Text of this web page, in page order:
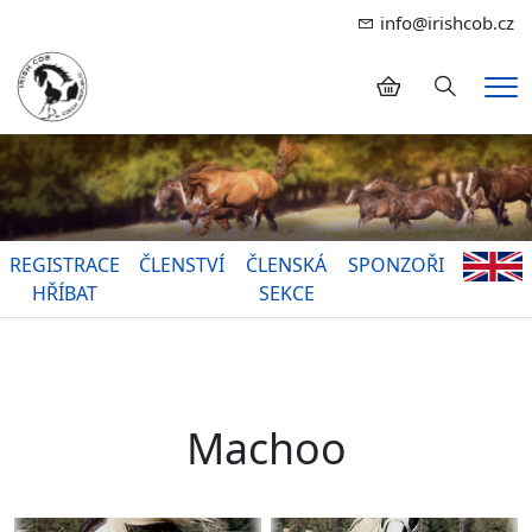
info@irishcob.cz
Hledání
REGISTRACE
HŘÍBAT
ČLENSTVÍ
ČLENSKÁ
SEKCE
SPONZOŘI
Machoo